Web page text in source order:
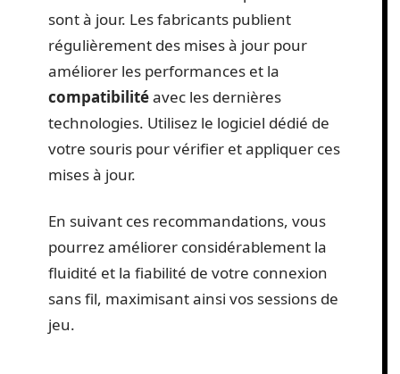
sont à jour. Les fabricants publient
régulièrement des mises à jour pour
améliorer les performances et la
compatibilitéavec les dernières
technologies. Utilisez le logiciel dédié de
votre souris pour vérifier et appliquer ces
mises à jour.
En suivant ces recommandations, vous
pourrez améliorer considérablement la
fluidité et la fiabilité de votre connexion
sans fil, maximisant ainsi vos sessions de
jeu.